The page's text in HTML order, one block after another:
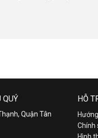
QUÝ
Quận Tân
HỖ
Chính